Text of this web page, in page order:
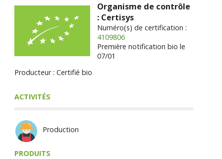
Organisme de contrôle
: Certisys
Numéro(s) de certification :
4109806
Première notification bio le
07/01
Producteur : Certifié bio
ACTIVITÉS
Production
PRODUITS